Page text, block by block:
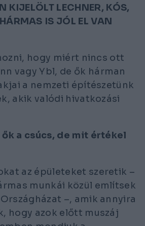
KIJELÖLT LECHNER, KÓS,
IS JÓL EL VAN
hogy miért nincs ott
vagy Ybl, de ők hárman
a nemzeti építészetünk
akik valódi hivatkozási
a csúcs, de mit értékel
az épületeket szeretik –
munkái közül említsek
–, amik annyira
hogy azok előtt muszáj